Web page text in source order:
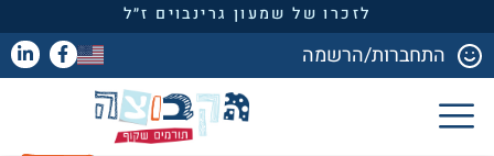
לזכרו של שמעון גרינבוים ז״ל
התחברות/הרשמה